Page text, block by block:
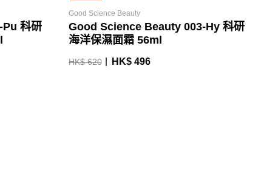
科研
Good Science Beauty
Good Science Beauty 003-Hy 科研
海洋保濕面霜 56ml
HK$ 620 HK$ 496